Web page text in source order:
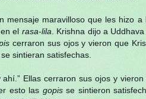
mensaje maravilloso que les hizo
el rasa-lila . Krishna dijo a
cerraron sus ojos y vieron que
sintieran satisfechas.
Ellas cerraron sus ojos y
esto las gopisse sintieron